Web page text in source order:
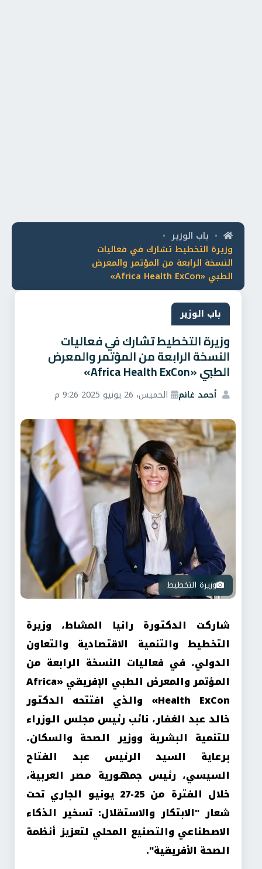
• باب الوزير •
وزيرة التخطيط تشارك في فعاليات
النسخة الرابعة من المؤتمر والمعرض
الطبي «Africa Health ExCon»
باب الوزير
وزيرة التخطيط تشارك في فعاليات
النسخة الرابعة من المؤتمر والمعرض
الطبي «Africa Health ExCon»
أحمد غانم الخميس، 26 يونيو 2025 9:26 م
وزيرة التخطيط
شاركت الدكتورة رانيا المشاط، وزيرة
التخطيط والتنمية الاقتصادية والتعاون
الدولي، في فعاليات النسخة الرابعة من
المؤتمر والمعرض الطبي الإفريقي «Africa
Health ExCon»
والذي افتتحه الدكتور
خالد عبد الغفار، نائب رئيس مجلس الوزراء
للتنمية البشرية ووزير الصحة والسكان،
برعاية السيد الرئيس عبد الفتاح
السيسي، رئيس جمهورية مصر العربية،
خلال الفترة من 25-27 يونيو الجاري تحت
شعار "الابتكار والاستقلال: تسخير الذكاء
الاصطناعي والتصنيع المحلي لتعزيز أنظمة
الصحة الأفريقية".